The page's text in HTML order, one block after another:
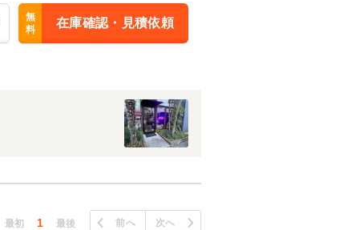
無
料
在庫確認・見積依頼
最初 1 最後 前へ 次へ